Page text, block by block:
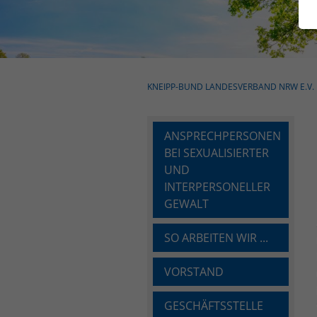
KNEIPP-BUND LANDESVERBAND NRW E.V.
ANSPRECHPERSONEN
BEI SEXUALISIERTER
UND
INTERPERSONELLER
GEWALT
SO ARBEITEN WIR ...
VORSTAND
GESCHÄFTSSTELLE